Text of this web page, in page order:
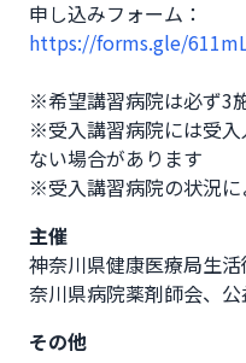
https://forms.gle/
※希望講習病院は必ず3
※受入講習病院には受
ない場合があります
※受入講習病院の状況
主催
神奈川県健康医療局生
奈川県病院薬剤師会、
その他